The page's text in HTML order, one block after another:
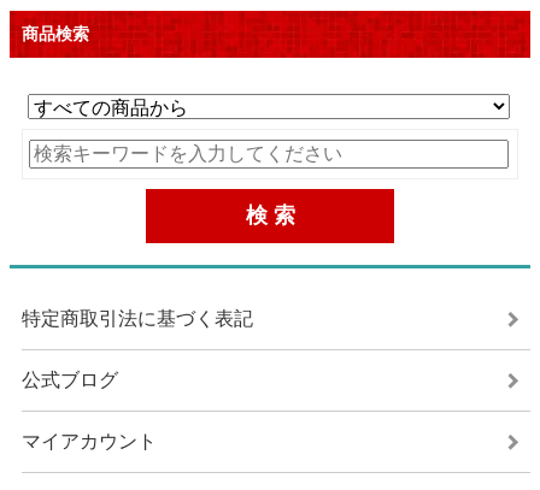
商品検索
特定商取引法に基づく表記
公式ブログ
マイアカウント